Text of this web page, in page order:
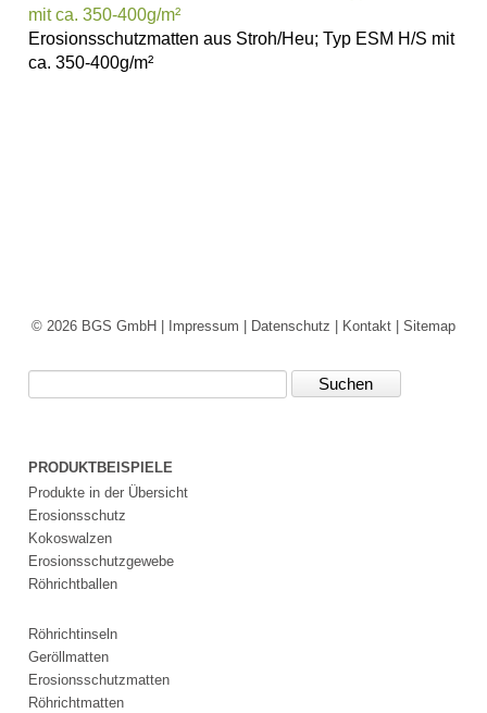
Suche
MENÜ
SCHLIESSEN
Impressum
Suche
MENÜ
uns
Allgemein
Ingenieurbiologie
Umwelt
AGB
Impressum
Datenschutz
Erosionsschutzmatten aus Stroh/Heu; Typ ESM H/S mit
ca. 350-400g/m²
© 2026 BGS GmbH | Impressum Datenschutz Kontakt Sitemap
PRODUKTBEISPIELE
Produkte in der Übersicht
Erosionsschutz
Kokoswalzen
Erosionsschutzgewebe
Röhrichtballen
Röhrichtinseln
Geröllmatten
Erosionsschutzmatten
Röhrichtmatten